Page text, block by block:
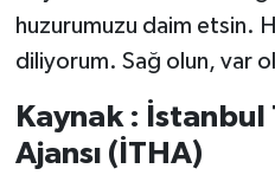
huzurumuzu daim etsin.
diliyorum. Sağ olun, var
Kaynak : İstanbul
Ajansı (İTHA)